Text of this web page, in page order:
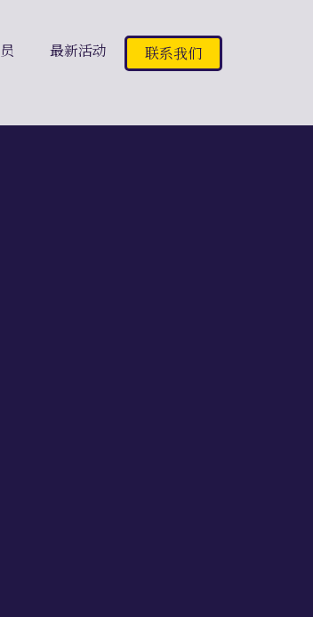
最新活动 联系我们